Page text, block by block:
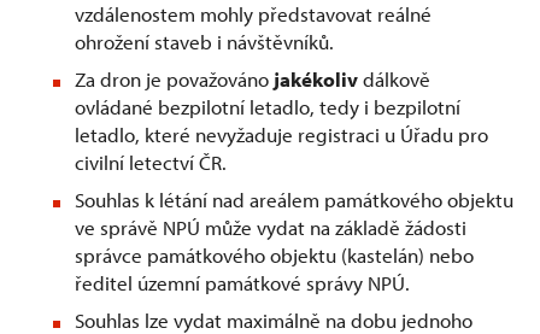
vzdálenostem mohly představovat reálné
ohrožení staveb i návštěvníků.
Za dron je považováno jakékolivdálkově
ovládané bezpilotní letadlo, tedy i bezpilotní
letadlo, které nevyžaduje registraci u Úřadu pro
civilní letectví ČR.
Souhlas k létání nad areálem památkového objektu
ve správě NPÚ může vydat na základě žádosti
správce památkového objektu (kastelán) nebo
ředitel územní památkové správy NPÚ.
Souhlas lze vydat maximálně na dobu jednoho